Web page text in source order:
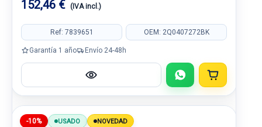
152,46 € (IVA incl.)
Ref: 7839651 OEM: 2Q0407272BK
Garantía 1 año Envío 24-48h
-10% USADO NOVEDAD